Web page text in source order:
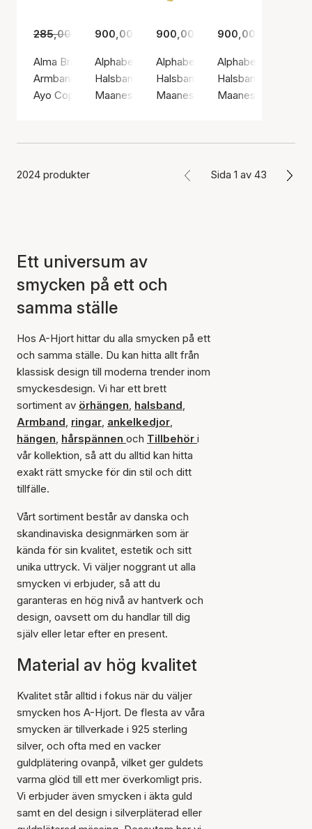
285,00 kr 199,00 kr
Alma Bracelet
Armband, Guldfärg / Guldpläterat rostfritt stål
Ayo Copenhagen
900,00 kr
Alphabet Necklace A
Halsband, Guldfärg / Guldpläterat
Maanesten
900,00 kr
Alphabet Necklace B
Halsband, Guldfärg /
Maanesten
900,00 kr
Alphabet Necklace
Halsband,
Maanesten
2024 produkter Sida 1 av 43
Ett universum av
smycken på ett och
samma ställe
Hos A-Hjort hittar du alla smycken på ett
och samma ställe. Du kan hitta allt från
klassisk design till moderna trender inom
smyckesdesign. Vi har ett brett
sortiment av örhängen, halsband,
Armband, ringar, ankelkedjor,
hängen, hårspännen och Tillbehör i
vår kollektion, så att du alltid kan hitta
exakt rätt smycke för din stil och ditt
tillfälle.
Vårt sortiment består av danska och
skandinaviska designmärken som är
kända för sin kvalitet, estetik och sitt
unika uttryck. Vi väljer noggrant ut alla
smycken vi erbjuder, så att du
garanteras en hög nivå av hantverk och
design, oavsett om du handlar till dig
själv eller letar efter en present.
Material av hög kvalitet
Kvalitet står alltid i fokus när du väljer
smycken hos A-Hjort. De flesta av våra
smycken är tillverkade i 925 sterling
silver, och ofta med en vacker
guldplätering ovanpå, vilket ger guldets
varma glöd till ett mer överkomligt pris.
Vi erbjuder även smycken i äkta guld
samt en del design i silverpläterad eller